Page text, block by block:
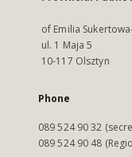
of Emilia
ul. 1 Maja 5
10-117 Olsztyn
Phone
089 524 90 32
089 524 90 48